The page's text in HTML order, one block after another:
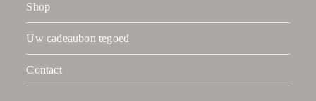
Shop
Uw cadeaubon tegoed
Contact